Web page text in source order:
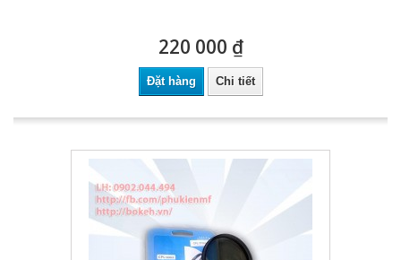
220 000 ₫
Đặt hàng Chi tiết